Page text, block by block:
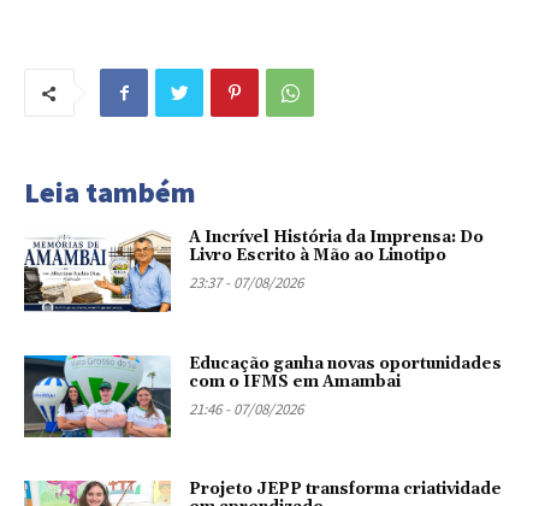
Leia também
A Incrível História da Imprensa: Do
Livro Escrito à Mão ao Linotipo
23:37 - 07/08/2026
Educação ganha novas oportunidades
com o IFMS em Amambai
21:46 - 07/08/2026
Projeto JEPP transforma criatividade